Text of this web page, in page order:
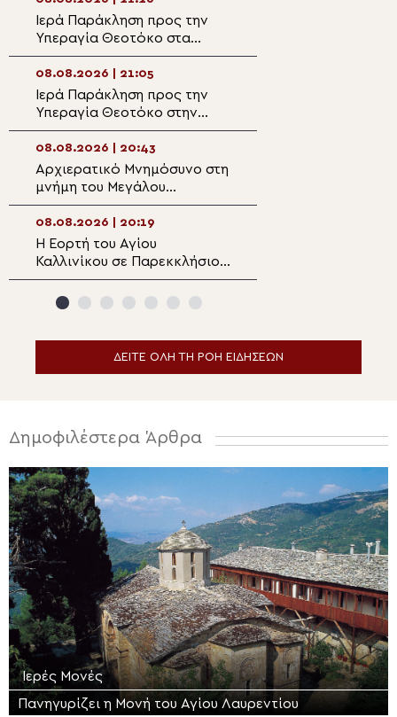
Ιερά Παράκληση προς την
Υπεραγία Θεοτόκο στα
Φαβριανά Μονοφατσίου
08.08.2026 | 21:05
Ιερά Παράκληση προς την
Υπεραγία Θεοτόκο στην
Πολυθέα Πεδιάδος
08.08.2026 | 20:43
Αρχιερατικό Μνημόσυνο στη
μνήμη του Μεγάλου
Ευεργέτου των Κυθήρων
Νικολάου Τριφύλλη
08.08.2026 | 20:19
Η Εορτή του Αγίου
Καλλινίκου σε Παρεκκλήσιο
της Καστοριάς
ΔΕΙΤΕ ΟΛΗ ΤΗ ΡΟΗ ΕΙΔΗΣΕΩΝ
Δημοφιλέστερα Άρθρα
Ιερές Μονές
Πανηγυρίζει η Μονή του Αγίου Λαυρεντίου